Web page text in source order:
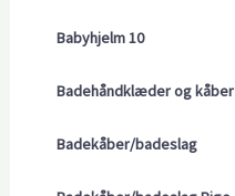
Babyhjelm 10
Badehåndklæder og kåber
Badekåber/badeslag